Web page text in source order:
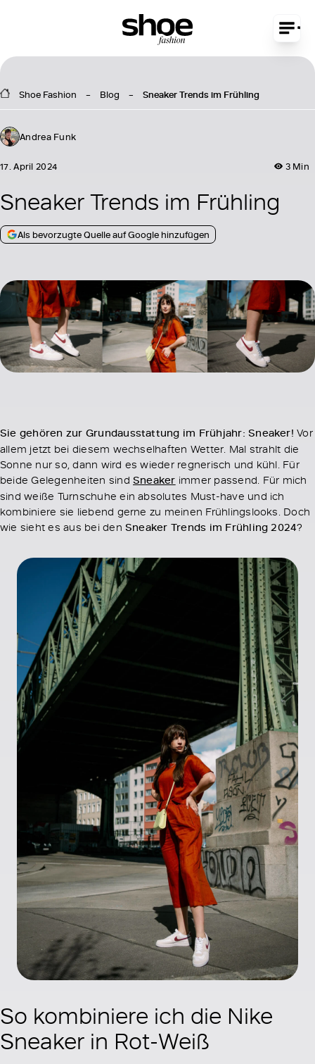
Shoe Fashion Blog Sneaker Trends im Frühling
Andrea Funk
3 Min
17. April 2024
Sneaker Trends im Frühling
Als bevorzugte Quelle auf Google hinzufügen
Sie gehören zur Grundausstattung im Frühjahr: Sneaker! Vor
allem jetzt bei diesem wechselhaften Wetter. Mal strahlt die
Sonne nur so, dann wird es wieder regnerisch und kühl. Für
beide Gelegenheiten sindSneaker immer passend. Für mich
sind weiße Turnschuhe ein absolutes Must-have und ich
kombiniere sie liebend gerne zu meinen Frühlingslooks. Doch
wie sieht es aus bei denSneaker Trends im Frühling 2024?
So kombiniere ich die Nike
Sneaker in Rot-Weiß